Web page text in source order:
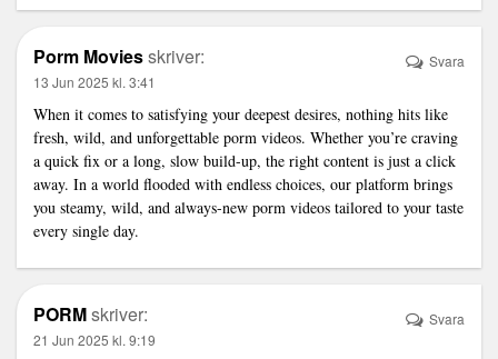
Porm Moviesskriver:
13 Jun 2025 kl. 3:41
When it comes to satisfying your deepest desires, nothing hits like
fresh, wild, and unforgettable porm videos. Whether you’re craving
a quick fix or a long, slow build-up, the right content is just a click
away. In a world flooded with endless choices, our platform brings
you steamy, wild, and always-new porm videos tailored to your taste
every single day.
Svara
PORMskriver:
21 Jun 2025 kl. 9:19
Svara